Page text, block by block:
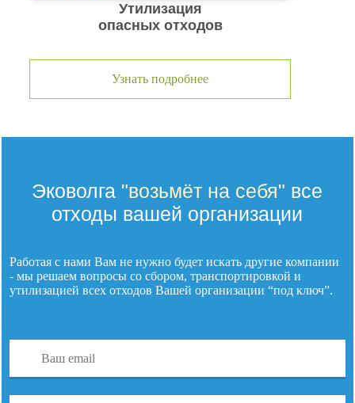
Утилизация
опасных отходов
Узнать подробнее
Эковолга "возьмёт на себя" все
отходы вашей организации
Работая с нами Вам не нужно будет искать другие компании
- мы решаем вопросы со сбором, транспортировкой и
утилизациейвсех отходов Вашей организации “под ключ”.